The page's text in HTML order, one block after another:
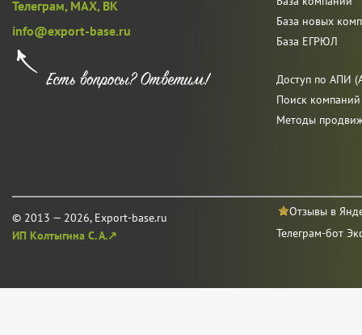
Телеграм, MAX, ВК
info@export-base.ru
© 2013 — 2026, Export-base.ru
ИП Колтыгина С. А.↗
База новых
База ЕГРЮЛ
Доступ по АПИ
Поиск
Методы
Отзывы в
Телеграм-бот